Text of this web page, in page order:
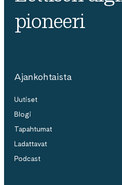
pioneeri
Ajankohtaista
Uutiset
Blogi
Tapahtumat
Ladattavat
Podcast